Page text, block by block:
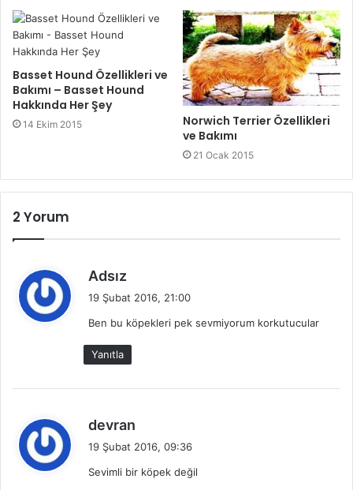
Basset Hound Özellikleri ve
Bakımı – Basset Hound
Hakkında Her Şey
14 Ekim 2015
Norwich Terrier Özellikleri
ve Bakımı
21 Ocak 2015
2 Yorum
Adsız
i
k
i
19 Şubat 2016, 21:00
Ben bu köpekleri pek sevmiyorum korkutucular
Yanıtla
devran
i
19 Şubat 2016, 09:36
Sevimli bir köpek değil